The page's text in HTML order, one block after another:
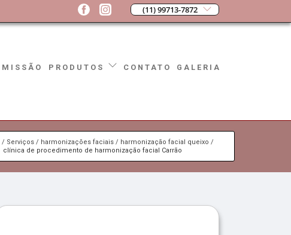
(11) 99713-7872
MISSÃO PRODUTOS CONTATO GALERIA
Serviços harmonizações faciais
harmonização facial queixo
clínica de procedimento de harmonização facial Carrão